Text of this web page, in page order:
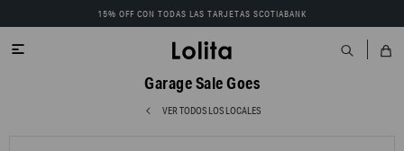
15% OFF CON TODAS LAS TARJETAS SCOTIABANK

Garage Sale Goes
VER TODOS LOS LOCALES